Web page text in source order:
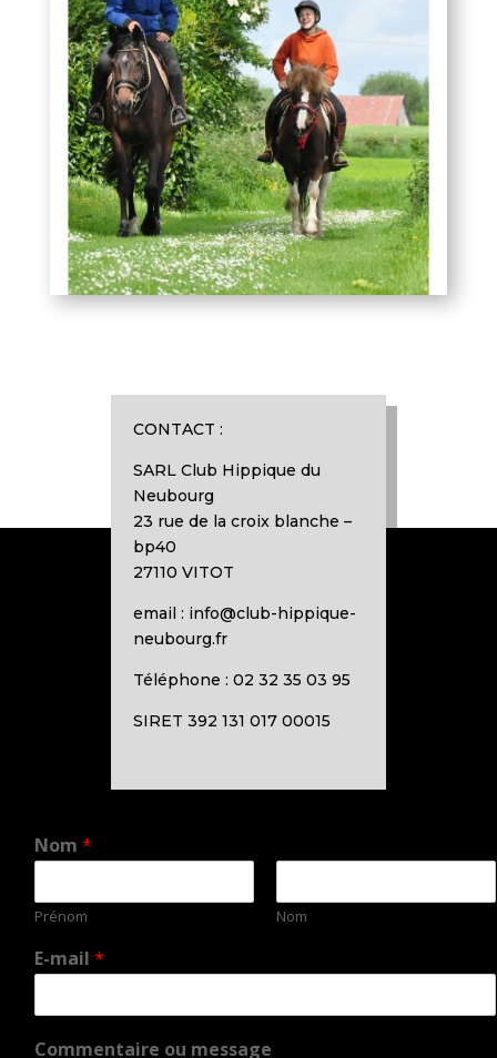
CONTACT :
SARL Club Hippique du
Neubourg
23 rue de la croix blanche –
bp40
27110 VITOT
email : info@club-hippique-
neubourg.fr
Téléphone : 02 32 35 03 95
SIRET 392 131 017 00015
Nom *
Prénom Nom
E-mail *
Commentaire ou message